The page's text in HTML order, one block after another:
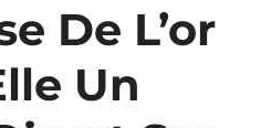
De L’or
Un